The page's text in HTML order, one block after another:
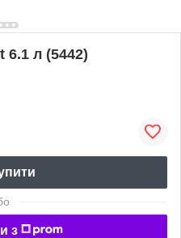
6.1 л (5442)
з